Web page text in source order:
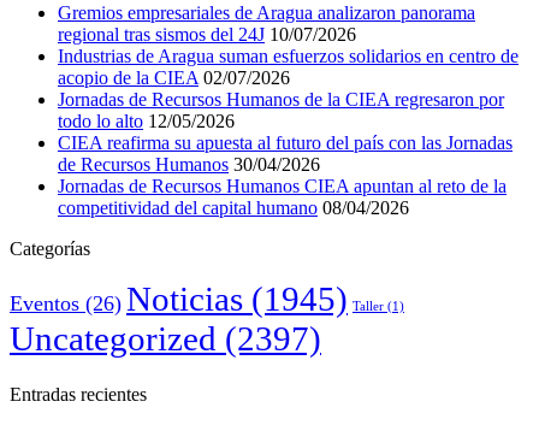
Gremios empresariales de Aragua analizaron panorama
regional tras sismos del 24J 10/07/2026
Industrias de Aragua suman esfuerzos solidarios en centro de
acopio de la CIEA 02/07/2026
Jornadas de Recursos Humanos de la CIEA regresaron por
todo lo alto 12/05/2026
CIEA reafirma su apuesta al futuro del país con las Jornadas
de Recursos Humanos 30/04/2026
Jornadas de Recursos Humanos CIEA apuntan al reto de la
competitividad del capital humano 08/04/2026
Categorías
Eventos (26) Noticias (1945) Taller (1)
Uncategorized (2397)
Entradas recientes